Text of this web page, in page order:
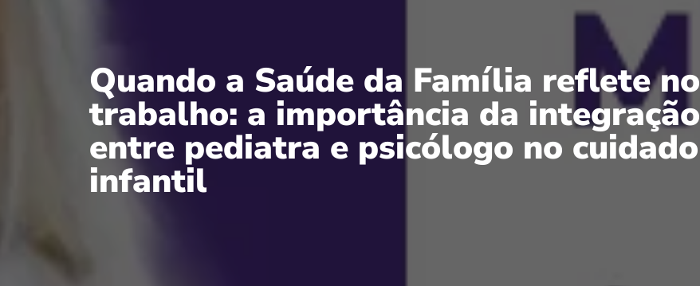
Quando a Saúde da Família reflete no
trabalho: a importância da integração
entre pediatra e psicólogo no cuidado
infantil